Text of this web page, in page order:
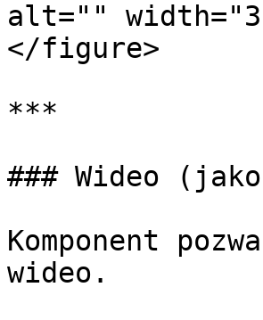
alt=""
</figure>
***
### Wideo
Komponent
wideo.